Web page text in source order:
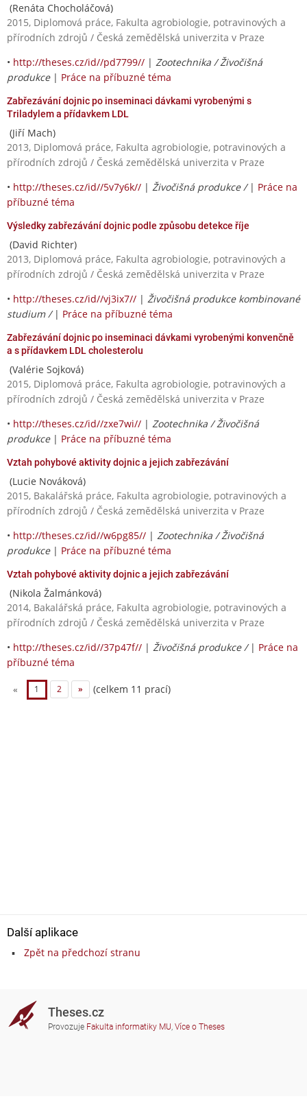
(Renáta Chocholáčová)
2015, Diplomová práce, Fakulta agrobiologie, potravinových a
přírodních zdrojů / Česká zemědělská univerzita v Praze
• http://theses.cz/id//pd7799// | Zootechnika / Živočišná
produkce| Práce na příbuzné téma
Zabřezávání dojnic po inseminaci dávkami vyrobenými s
Triladylem a přídavkem LDL
(Jiří Mach)
2013, Diplomová práce, Fakulta agrobiologie, potravinových a
přírodních zdrojů / Česká zemědělská univerzita v Praze
• http://theses.cz/id//5v7y6k// | Živočišná produkce / | Práce na
příbuzné téma
Výsledky zabřezávání dojnic podle způsobu detekce říje
(David Richter)
2013, Diplomová práce, Fakulta agrobiologie, potravinových a
přírodních zdrojů / Česká zemědělská univerzita v Praze
• http://theses.cz/id//vj3ix7// | Živočišná produkce kombinované
studium / | Práce na příbuzné téma
Zabřezávání dojnic po inseminaci dávkami vyrobenými konvenčně
a s přídavkem LDL cholesterolu
(Valérie Sojková)
2015, Diplomová práce, Fakulta agrobiologie, potravinových a
přírodních zdrojů / Česká zemědělská univerzita v Praze
• http://theses.cz/id//zxe7wi// | Zootechnika / Živočišná
produkce| Práce na příbuzné téma
Vztah pohybové aktivity dojnic a jejich zabřezávání
(Lucie Nováková)
2015, Bakalářská práce, Fakulta agrobiologie, potravinových a
přírodních zdrojů / Česká zemědělská univerzita v Praze
• http://theses.cz/id//w6pg85// | Zootechnika / Živočišná
produkce| Práce na příbuzné téma
Vztah pohybové aktivity dojnic a jejich zabřezávání
(Nikola Žalmánková)
2014, Bakalářská práce, Fakulta agrobiologie, potravinových a
přírodních zdrojů / Česká zemědělská univerzita v Praze
• http://theses.cz/id//37p47f// | Živočišná produkce / | Práce na
příbuzné téma
« 1 2 » (celkem 11 prací)
Další aplikace
Zpět na předchozí stranu
Theses.cz
Provozuje Fakulta informatiky MU, Více o Theses